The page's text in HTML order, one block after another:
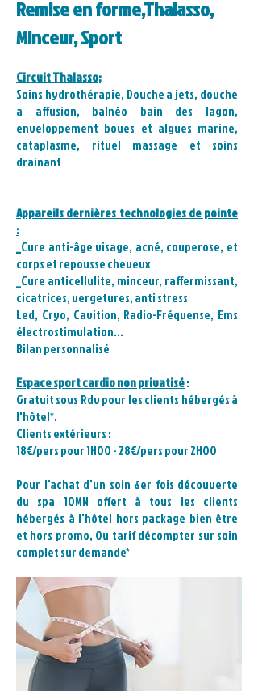
Remise en forme,Thalasso,
Minceur, Sport
Circuit Thalasso;
Soins hydrothérapie, Douche a jets, douche
a affusion, balnéo bain des lagon,
enveloppement boues et algues marine,
cataplasme, rituel massage et soins
drainant
Appareils dernières technologies de pointe
:
Cure anti-âge visage, acné, couperose, et
corps et repousse cheveux
Cure anticellulite, minceur, raffermissant,
cicatrices, vergetures, anti stress
Led, Cryo, Cavition, Radio-Fréquense, Ems
électrostimulation...
Bilan personnalisé
Espace sport cardio non privatisé:
Gratuit sous Rdv pour les clients hébergés à
l'hôtel*.
Clients extérieurs :
18€/pers pour 1H00 - 28€/pers pour 2H00
Pour l'achat d'un soin &er fois découverte
du spa 10MN offert à tous les clients
hébergés à l'hôtel hors package bien être
et hors promo, Ou tarifdécompter sur soin
complet sur demande*